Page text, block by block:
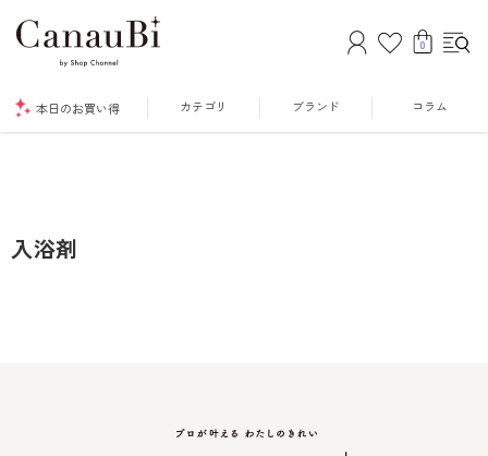
0
本日のお買い得 カテゴリ ブランド コラム
入浴剤